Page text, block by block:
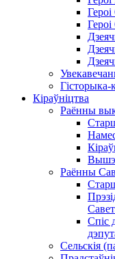
Гісторыка-
Кіраўніцтва
Раённы
Раённы
Спіс
Сельскія